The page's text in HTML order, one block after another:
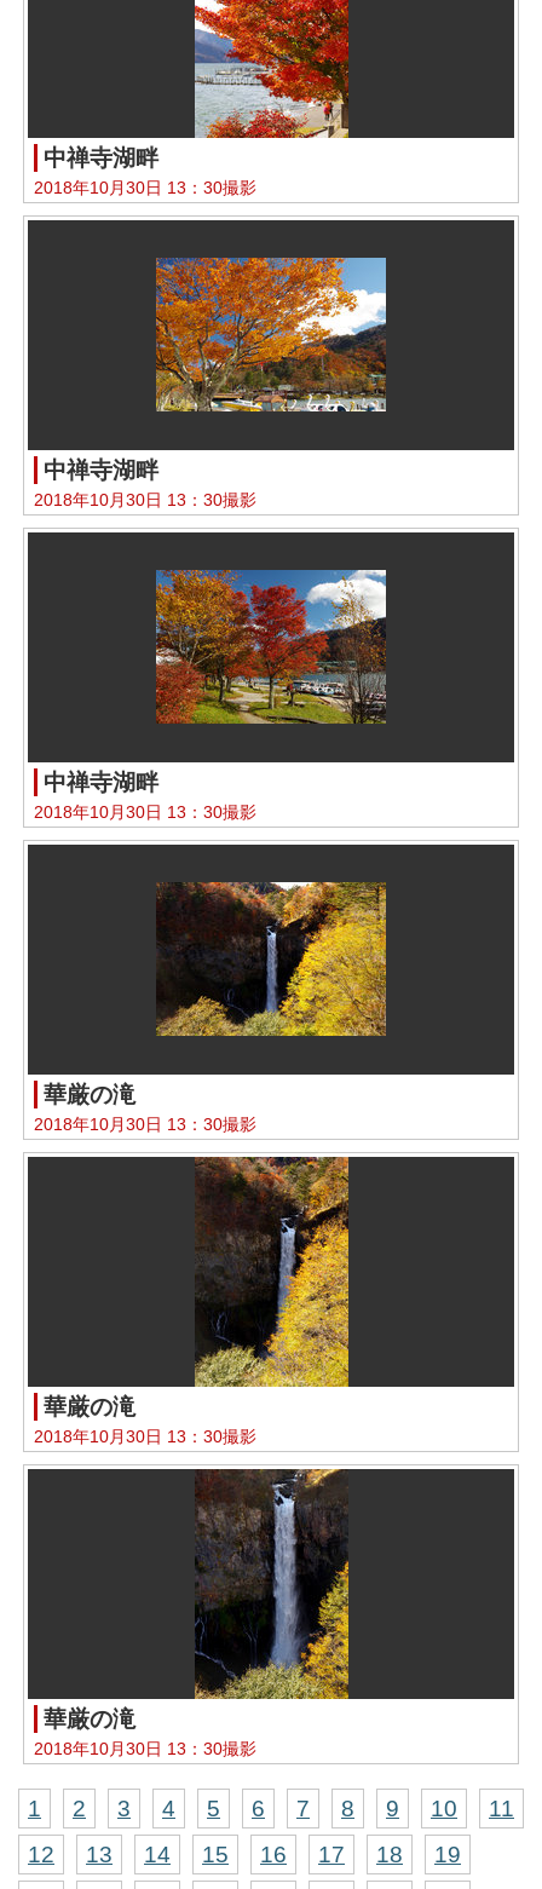
中禅寺湖畔
2018年10月30日 13：30撮影
中禅寺湖畔
2018年10月30日 13：30撮影
中禅寺湖畔
2018年10月30日 13：30撮影
華厳の滝
2018年10月30日 13：30撮影
華厳の滝
2018年10月30日 13：30撮影
華厳の滝
2018年10月30日 13：30撮影
1 2 3 4 5 6 7 8 9 10
11
12
13 14 15 16 17 18
19